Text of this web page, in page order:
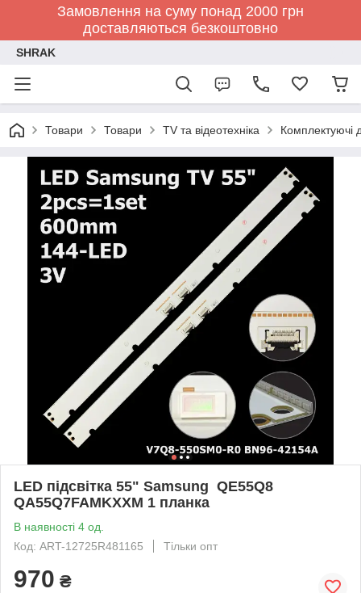
Замовлення на суму понад 2000 грн
доставляються безкоштовно
SHRAK
Товари Товари TV та відеотехніка Комплектуючі
LED підсвітка 55" Samsung QE55Q8
QA55Q7FAMKXXM 1 планка
В наявності 4 од.
Код: ART-12725R481165
Тільки опт
970 ₴